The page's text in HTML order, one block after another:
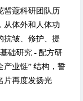
蔻科研团队历
从体外和人体功
抗皱、修护、提
础研究 - 配方研
产业链” 结构，誓
片再度发扬光